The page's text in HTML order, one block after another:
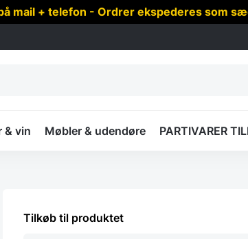
mail + telefon - Ordrer ekspederes som
& vin Møbler & udendøre PARTIVARER
Tilkøb til produktet